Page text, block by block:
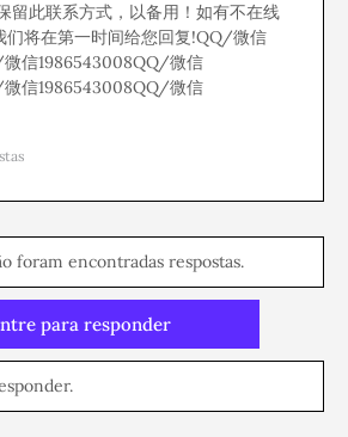
留此联系方式，以备用！如有不在线
们将在第一时间给您回复!QQ/微信
信1986543008QQ/微信
信1986543008QQ/微信
foram encontradas respostas.
para responder